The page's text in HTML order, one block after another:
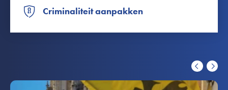
Criminaliteit aanpakken
Previous
Next